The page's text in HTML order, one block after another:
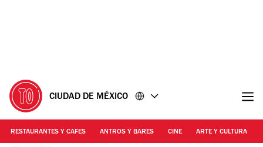
CIUDAD DE MÉXICO
RESTAURANTES Y CAFES ANTROS Y BARES CINE ARTE Y CULTURA